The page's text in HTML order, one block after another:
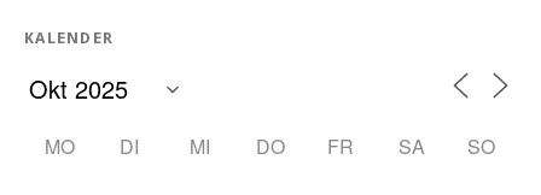
KALENDER
MO DI MI DO FR SA SO